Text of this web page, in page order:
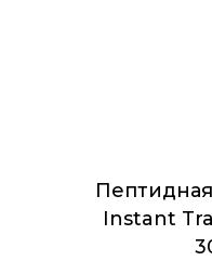
Instant